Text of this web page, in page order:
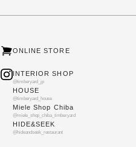
ONLINE STORE
INTERIOR SHOP
@timberyard_jp
HOUSE
@timberyard_house
Miele Shop Chiba
@miele_shop_chiba_timberyard
HIDE&SEEK
@hideandseek_restaurant